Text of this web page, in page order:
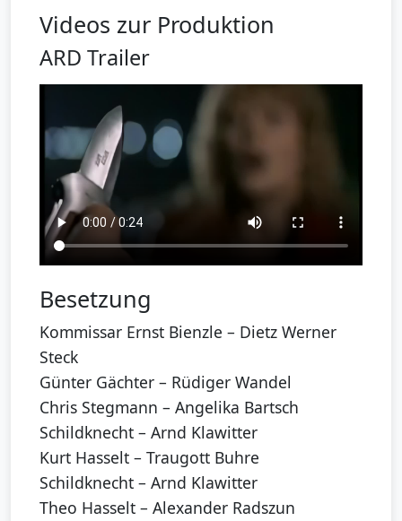
Videos zur Produktion
ARD Trailer
Besetzung
Kommissar Ernst Bienzle – Dietz Werner
Steck
Günter Gächter – Rüdiger Wandel
Chris Stegmann – Angelika Bartsch
Schildknecht – Arnd Klawitter
Kurt Hasselt – Traugott Buhre
Schildknecht – Arnd Klawitter
Theo Hasselt – Alexander Radszun